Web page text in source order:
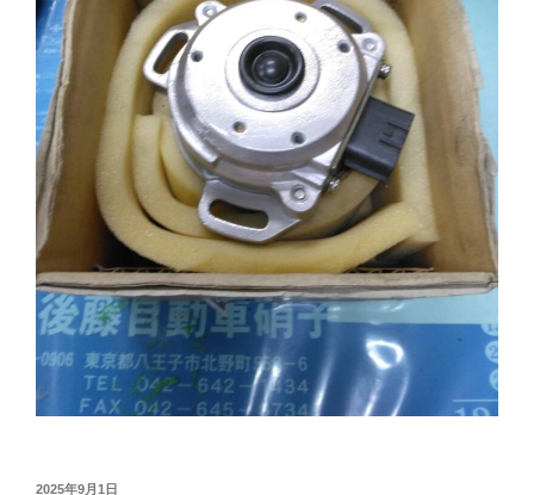
投
2025年9月1日